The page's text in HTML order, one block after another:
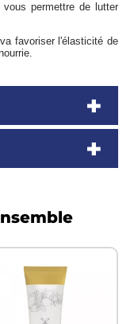
permettre de lutter
favoriser l'élasticité de